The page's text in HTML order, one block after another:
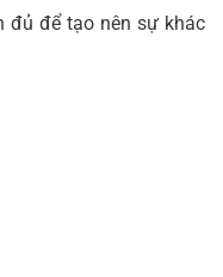
đủ để tạo nên sự khác